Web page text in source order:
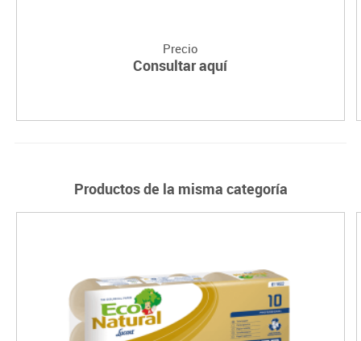
Precio
Consultar aquí
Productos de la misma categoría